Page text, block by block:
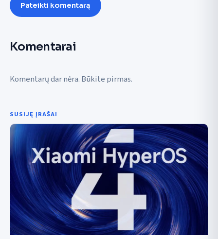
Pateikti komentarą
Komentarai
Komentarų dar nėra. Būkite pirmas.
SUSIJĘ ĮRAŠAI